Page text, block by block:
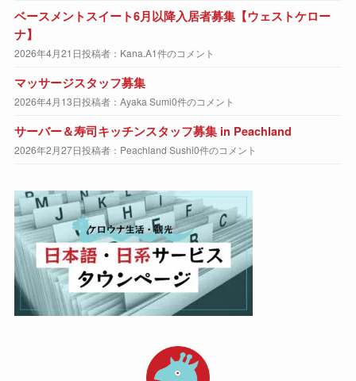
ベースメントスイート6月以降入居者募集【ウェストケロー
ナ】
2026年4月21日投稿者：Kana.A1件のコメント
マッサージスタッフ募集
2026年4月13日投稿者：Ayaka Sumi0件のコメント
サーバー＆寿司キッチンスタッフ募集 in Peachland
2026年2月27日投稿者：Peachland Sushi0件のコメント